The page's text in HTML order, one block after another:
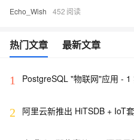
Echo_Wish 452
热门文章 最新文章
1
PostgreSQL "物联网"应用 -
2
阿里云新推出 HiTSDB + IoT